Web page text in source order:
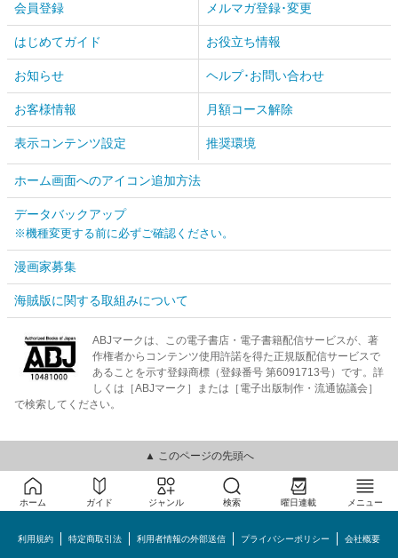
会員登録 メルマガ登録･変更
はじめてガイド お役立ち情報
お知らせ ヘルプ･お問い合わせ
お客様情報 月額コース解除
表示コンテンツ設定 推奨環境
ホーム画面へのアイコン追加方法
データバックアップ
※機種変更する前に必ずご確認ください。
漫画家募集
海賊版に関する取組みについて
ABJマークは、この電子書店・電子書籍配信サービスが、著
作権者からコンテンツ使用許諾を得た正規版配信サービスで
あることを示す登録商標（登録番号 第6091713号）です。詳
しくは［ABJマーク］または［電子出版制作・流通協議会］
で検索してください。
▲ このページの先頭へ
ホーム ガイド ジャンル 検索 曜日連載 メニュー
利用規約 特定商取引法 利用者情報の外部送信 プライバシーポリシー 会社概要